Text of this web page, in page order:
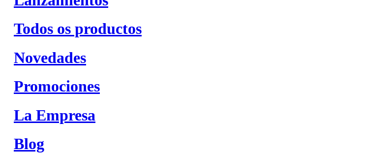
Todos os productos
Novedades
Promociones
La Empresa
Blog